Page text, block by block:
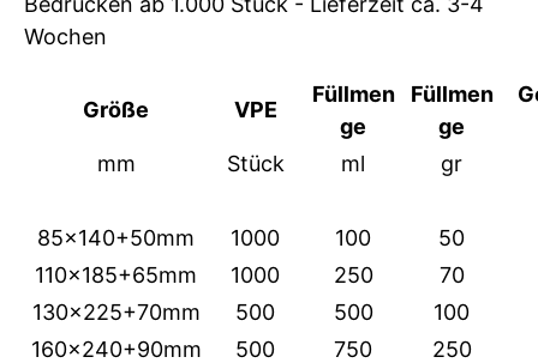
Wochen
Größe VPE
Füllmen
ge
Füllmen
ge
mm Stück ml gr
85x140+50mm 1000 100
50
110x185+65mm
1000 250
70
130x225+70mm
500 500
100
160x240+90mm
500 750
250